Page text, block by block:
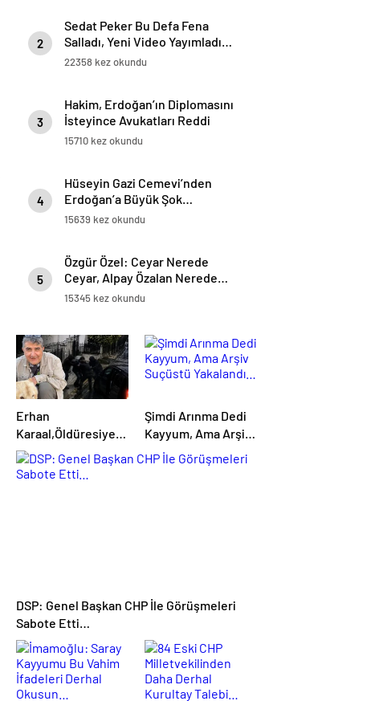
2
Sedat Peker Bu Defa Fena
Salladı, Yeni Video Yayımladı…
22358 kez okundu
3
Hakim, Erdoğan’ın Diplomasını
İsteyince Avukatları Reddi
Hakim İstedi…
15710 kez okundu
4
Hüseyin Gazi Cemevi’nden
Erdoğan’a Büyük Şok…
15639 kez okundu
5
Özgür Özel: Ceyar Nerede
Ceyar, Alpay Özalan Nerede…
15345 kez okundu
Erhan
Karaal,Öldüresiye
Dövülmüş Elleri,
Ayakları Bağlı
Şimdi Arınma Dedi
Kayyum, Ama Arşiv
Suçüstü Yakalandı…
DSP: Genel Başkan CHP İle Görüşmeleri
Sabote Etti…